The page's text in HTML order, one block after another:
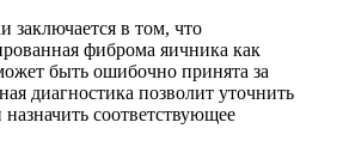
заключается в том, что
фиброма яичника как
быть ошибочно принята за
диагностика позволит уточнить
соответствующее